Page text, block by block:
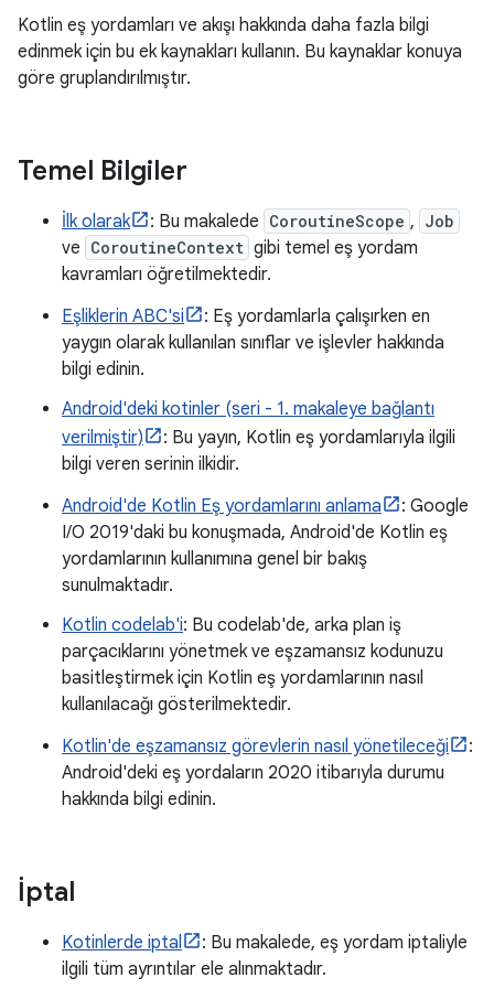
Kotlin eş yordamları ve akışı hakkında daha fazla bilgi
edinmek için bu ek kaynakları kullanın. Bu kaynaklar konuya
göre gruplandırılmıştır.
Temel Bilgiler
İlk olarak : Bu makalede CoroutineScope , Job
ve CoroutineContext gibi temel eş yordam
kavramları öğretilmektedir.
Eşliklerin ABC'si
: Eş yordamlarla çalışırken en
yaygın olarak kullanılan sınıflar ve işlevler hakkında
bilgi edinin.
Android'deki kotinler (seri - 1. makaleye bağlantı
verilmiştir)
: Bu yayın, Kotlin eş yordamlarıyla ilgili
bilgi veren serinin ilkidir.
Android'de Kotlin Eş yordamlarını anlama
: Google
I/O 2019'daki bu konuşmada, Android'de Kotlin eş
yordamlarının kullanımına genel bir bakış
sunulmaktadır.
Kotlin codelab'i: Bu codelab'de, arka plan iş
parçacıklarını yönetmek ve eşzamansız kodunuzu
basitleştirmek için Kotlin eş yordamlarının nasıl
kullanılacağı gösterilmektedir.
Kotlin'de eşzamansız görevlerin nasıl yönetileceği
:
Android'deki eş yordaların 2020 itibarıyla durumu
hakkında bilgi edinin.
İptal
Kotinlerde iptal
: Bu makalede, eş yordam iptaliyle
ilgili tüm ayrıntılar ele alınmaktadır.